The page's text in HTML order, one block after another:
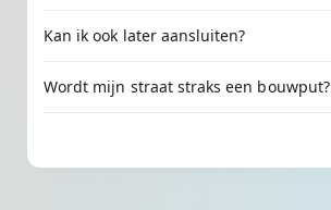
Kan ik ook later aansluiten?
Wordt mijn straat straks een bouwput?